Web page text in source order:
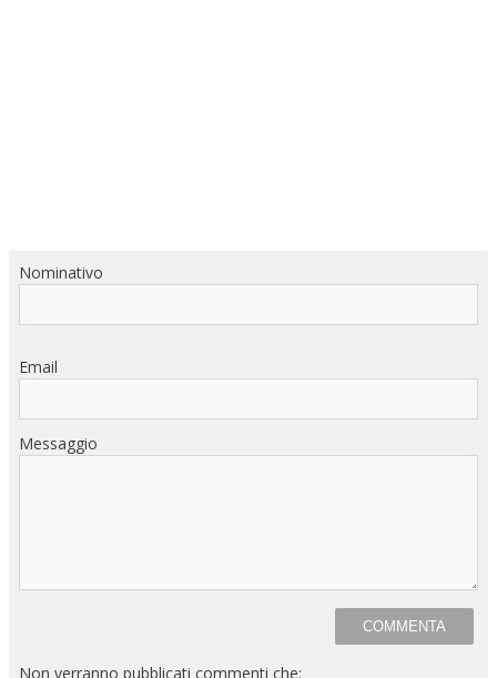
Nominativo
Email
Messaggio
Non verranno pubblicati commenti che: